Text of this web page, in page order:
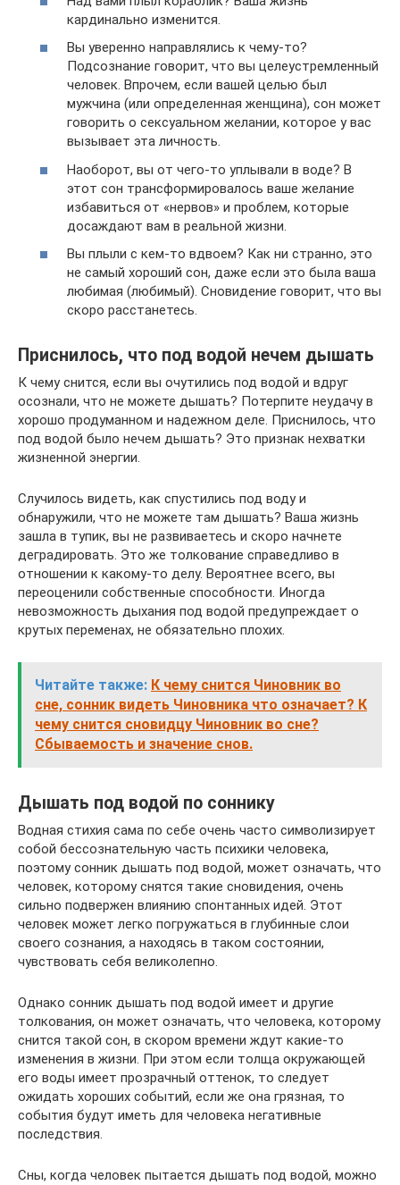
кардинально изменится.
Вы уверенно направлялись к чему-то?
Подсознание говорит, что вы целеустремленный
человек. Впрочем, если вашей целью был
мужчина (или определенная женщина), сон может
говорить о сексуальном желании, которое у вас
вызывает эта личность.
Наоборот, вы от чего-то уплывали в воде? В
этот сон трансформировалось ваше желание
избавиться от «нервов» и проблем, которые
досаждают вам в реальной жизни.
Вы плыли с кем-то вдвоем? Как ни странно, это
не самый хороший сон, даже если это была ваша
любимая (любимый). Сновидение говорит, что вы
скоро расстанетесь.
Приснилось, что под водой нечем дышать
К чему снится, если вы очутились под водой и вдруг
осознали, что не можете дышать? Потерпите неудачу в
хорошо продуманном и надежном деле. Приснилось, что
под водой было нечем дышать? Это признак нехватки
жизненной энергии.
Случилось видеть, как спустились под воду и
обнаружили, что не можете там дышать? Ваша жизнь
зашла в тупик, вы не развиваетесь и скоро начнете
деградировать. Это же толкование справедливо в
отношении к какому-то делу. Вероятнее всего, вы
переоценили собственные способности. Иногда
невозможность дыхания под водой предупреждает о
крутых переменах, не обязательно плохих.
Читайте также: К чему снится Чиновник во
сне, сонник видеть Чиновника что означает? К
чему снится сновидцу Чиновник во сне?
Сбываемость и значение снов.
Дышать под водой по соннику
Водная стихия сама по себе очень часто символизирует
собой бессознательную часть психики человека,
поэтому сонник дышать под водой, может означать, что
человек, которому снятся такие сновидения, очень
сильно подвержен влиянию спонтанных идей. Этот
человек может легко погружаться в глубинные слои
своего сознания, а находясь в таком состоянии,
чувствовать себя великолепно.
Однако сонник дышать под водой имеет и другие
толкования, он может означать, что человека, которому
снится такой сон, в скором времени ждут какие-то
изменения в жизни. При этом если толща окружающей
его воды имеет прозрачный оттенок, то следует
ожидать хороших событий, если же она грязная, то
события будут иметь для человека негативные
последствия.
Сны, когда человек пытается дышать под водой, можно